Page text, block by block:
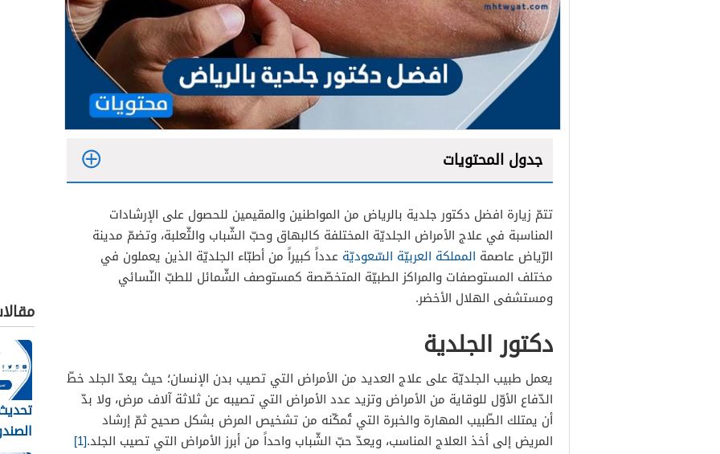
جدول المحتويات
افضل دكتور جلدية بالرياض لعلاج الاكزيما
افضل دكتور جلدية بالرياض لعلاج البهاق
افضل دكتور جلدية في الرياض لعلاج الصدفيه
افضل دكتور جلدية بالرياض لعلاج الحساسيه
افضل دكتور جلدية بالرياض لعلاج حب الشباب
افضل دكتور جلدية بالرياض لعلاج الثعلبة
تتمّ زيارة افضل دكتور جلدية بالرياض من المواطنين والمقيمين للحصول على الإرشادات
المناسبة في علاج الأمراض الجلديّة المختلفة كالبهاق وحبّ الشّباب والثّعلبة، وتضمّ مدينة
الرّياض عاصمة المملكة العربيّة السّعوديّة عدداً كبيراً من أطبّاء الجلديّة الذين يعملون في
مختلف المستوصفات والمراكز الطبيّة المتخصّصة كمستوصف الشّمائل للطبّ النّسائي
ومستشفى الهلال الأخضر.
دكتور الجلدية
يعمل طبيب الجلديّة على علاج العديد من الأمراض التي تصيب بدن الإنسان؛ حيث يعدّ الجلد خطّ
الدّفاع الأوّل للوقاية من الأمراض وتزيد عدد الأمراض التي تصيبه عن ثلاثة آلاف مرض، ولا بدّ
أن يمتلك الطّبيب المهارة والخبرة التي تُمكّنه من تشخيص المرض بشكل صحيح ثمّ إرشاد
المريض إلى أخذ العلاج المناسب، ويعدّ حبّ الشّباب واحداً من أبرز الأمراض التي تصيب الجلد.[1]